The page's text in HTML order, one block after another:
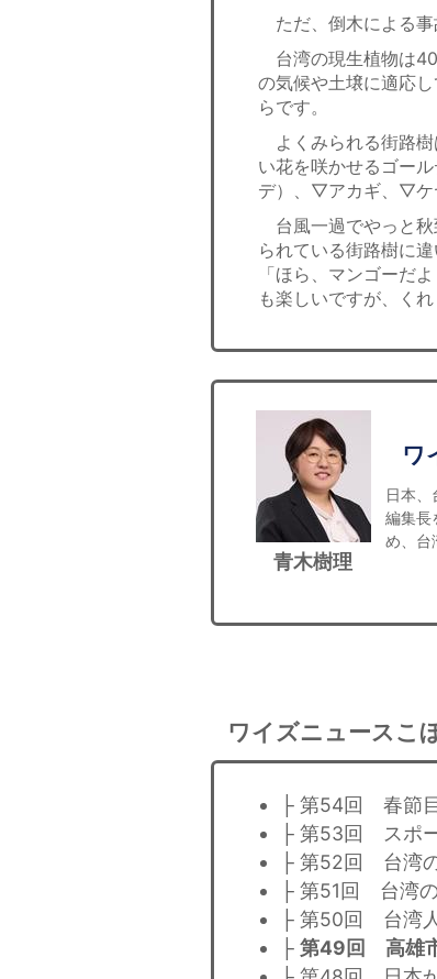
ただ、倒木による事
台湾の現生植物は
の気候や土壌に適応
らです。
よくみられる街路
い花を咲かせるゴー
デ）、▽アカギ、▽ケ
台風一過でやっと秋
られている街路樹に
「ほら、マンゴーだ
も楽しいですが、く
青木樹理
ワ
日本
編集長
め、台
ワイズニュースこ
├ 第54回 春節
├ 第53回 スポ
├ 第52回 台湾
├ 第51回 台湾
├ 第50回 台湾
├ 第49回 高雄